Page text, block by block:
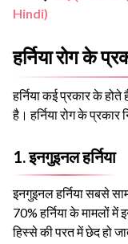
Hindi)
हर्निया रोग के
हर्निया कई प्रकार के
है। हर्निया रोग के प्रकार
1. इनगुइनल हर्निया
इनगुइनल हर्निया सबसे
70% हर्निया के मामलों में
हिस्से की परत में छेद हो